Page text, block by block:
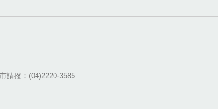
請撥：(04)2220-3585